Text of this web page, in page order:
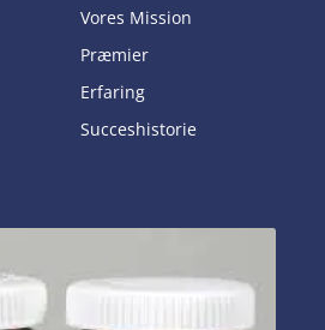
Vores Mission
Præmier
Erfaring
Succeshistorie